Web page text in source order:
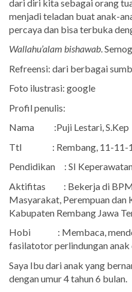
dari diri kita sebagai orang
menjadi teladan buat anak-
percaya dan bisa terbuka
Wallahu’alam bishawab.
Refreensi: dari berbagai
Foto ilustrasi: google
Profil penulis:
Nama
:Puji Lestari, S.Kep
Ttl
: Rembang, 11-11-
Pendidikan
: SI
Aktifitas
: Bekerja di
Masyarakat, Perempuan dan
Kabupaten Rembang Jawa
Hobi
: Membaca,
fasilatotor perlindungan anak
Saya Ibu dari anak yang
dengan umur 4 tahun 6 bulan.